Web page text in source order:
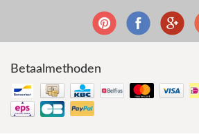
Betaalmethoden